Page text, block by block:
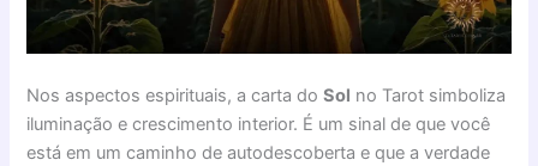
Nos aspectos espirituais, a carta doSol no Tarot simboliza
iluminação e crescimento interior. É um sinal de que você
está em um caminho de autodescoberta e que a verdade